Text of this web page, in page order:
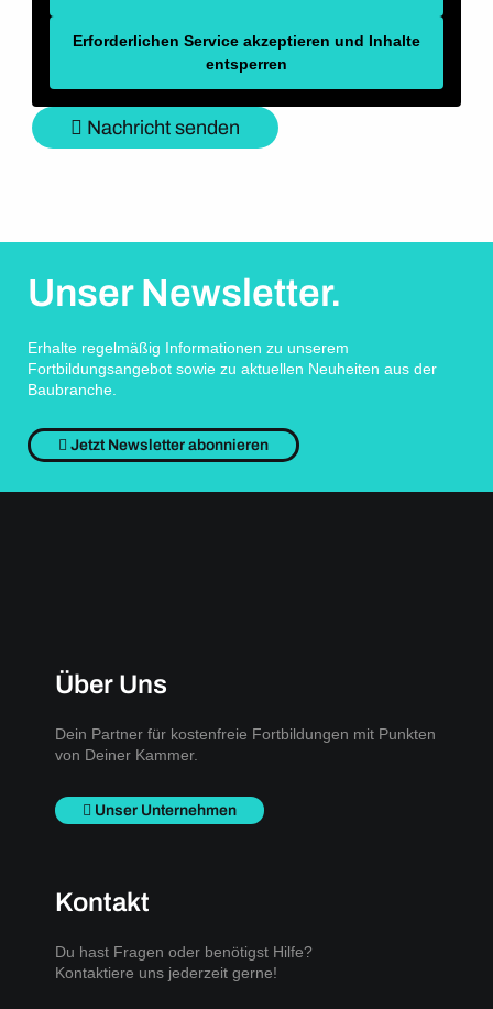
Erforderlichen Service akzeptieren und Inhalte
entsperren
Nachricht senden
Unser Newsletter.
Erhalte regelmäßig Informationen zu unserem
Fortbildungsangebot sowie zu aktuellen Neuheiten aus der
Baubranche.
Jetzt Newsletter abonnieren
Über Uns
Dein Partner für kostenfreie Fortbildungen mit Punkten
von Deiner Kammer.
Unser Unternehmen
Kontakt
Du hast Fragen oder benötigst Hilfe?
Kontaktiere uns jederzeit gerne!